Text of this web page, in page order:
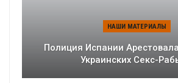
НАШИ МАТЕРИАЛЫ
Полиция Испании
Украинских Секс-